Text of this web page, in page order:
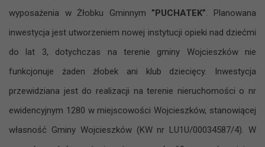
wyposażenia w Żłobku Gminnym”PUCHATEK”. Planowana
inwestycja jest utworzeniem nowej instytucji opieki nad dziećmi
do lat 3, dotychczas na terenie gminy Wojcieszków nie
funkcjonuje żaden żłobek ani klub dziecięcy. Inwestycja
przewidziana jest do realizacji na terenie nieruchomości o nr
ewidencyjnym 1280 w miejscowości Wojcieszków, stanowiącej
własność Gminy Wojcieszków (KW nr LU1U/00034587/4). W